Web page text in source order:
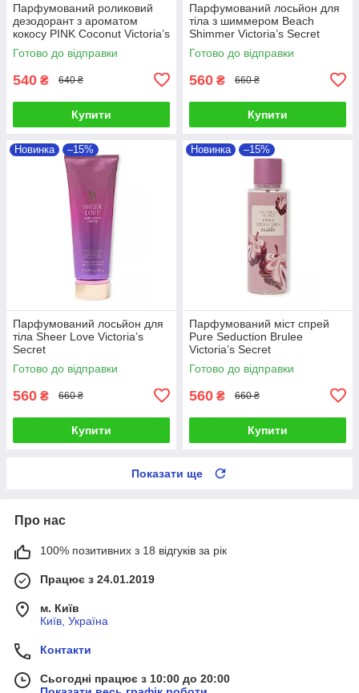
Парфумований роликовий
дезодорант з ароматом
кокосу PINK Coconut Victoria’s
Secret
Готово до відправки
540 ₴ 640 ₴
Купити
Парфумований лосьйон для
тіла з шиммером Beach
Shimmer Victoria’s Secret
Готово до відправки
560 ₴ 660 ₴
Купити
Новинка –15%
Парфумований лосьйон для
тіла Sheer Love Victoria’s
Secret
Готово до відправки
560 ₴ 660 ₴
Купити
Новинка –15%
Парфумований міст спрей
Pure Seduction Brulee
Victoria’s Secret
Готово до відправки
560 ₴ 660 ₴
Купити
Показати ще
Про нас
100% позитивних з 18 відгуків за рік
Працює з 24.01.2019
м. Київ
Київ, Україна
Контакти
Сьогодні працює з 10:00 до 20:00